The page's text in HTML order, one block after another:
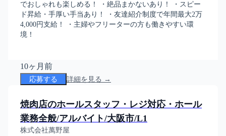
でおしゃれも楽しめる！ ・絶品まかないあり！ ・スピー
ド昇給・手厚い手当あり！ ・友達紹介制度で年間最大2万
4,000円支給！ ・主婦やフリーターの方も働きやすい環
境！
10ヶ月前
応募する 詳細を見る →
焼肉店のホールスタッフ・レジ対応・ホール
業務全般/アルバイト/大阪市/L1
株式会社萬野屋